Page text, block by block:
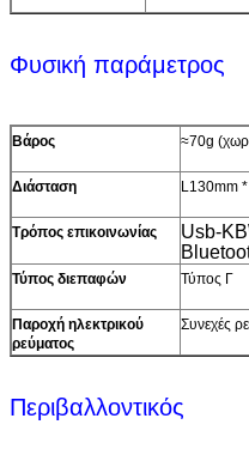
Φυσική παράμετρος
Βάρος ≈70g
Διάσταση L130mm
Τρόπος επικοινωνίας Usb-
Τύπος διεπαφών Τύπος Γ
Παροχή ηλεκτρικού
ρεύματος
Συνεχές
Περιβαλλοντικός